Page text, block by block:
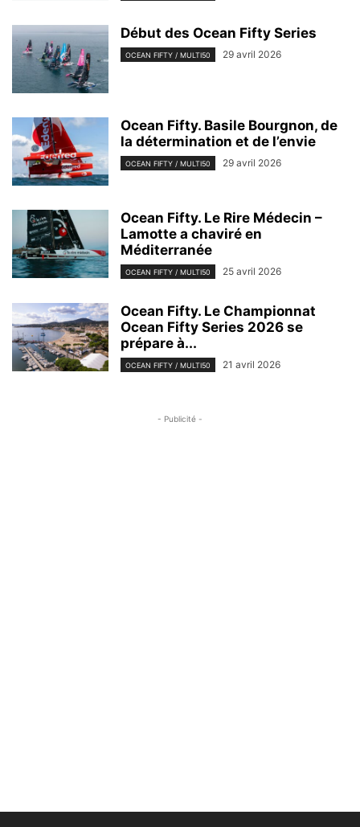
Début des Ocean Fifty Series
OCEAN FIFTY / MULTI50 29 avril 2026
Ocean Fifty. Basile Bourgnon, de
la détermination et de l’envie
OCEAN FIFTY / MULTI50 29 avril 2026
Ocean Fifty. Le Rire Médecin –
Lamotte a chaviré en
Méditerranée
OCEAN FIFTY / MULTI50 25 avril 2026
Ocean Fifty. Le Championnat
Ocean Fifty Series 2026 se
prépare à...
OCEAN FIFTY / MULTI50 21 avril 2026
- Publicité -